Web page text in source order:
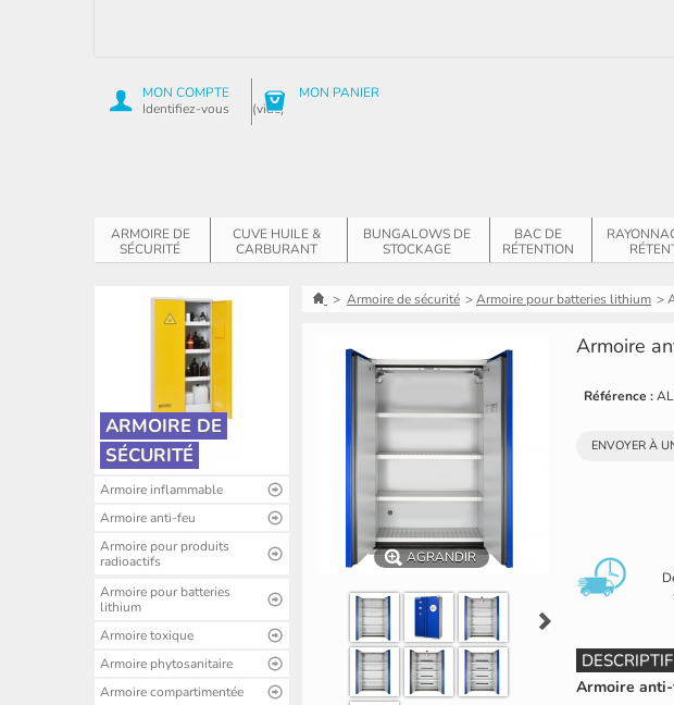
MON COMPTE
Identifiez-vous
MON PANIER
(vide)
ARMOIRE DE
SÉCURITÉ
CUVE HUILE &
CARBURANT
BUNGALOWS DE
STOCKAGE
BAC DE
RÉTENTION
ARMOIRE DE
SÉCURITÉ
Armoire inflammable
Armoire anti-feu
Armoire pour produits
radioactifs
Armoire pour batteries
lithium
Armoire toxique
Armoire phytosanitaire
Armoire compartimentée
> Armoire de sécurité >Armoire pour batteries lithium >
AGRANDIR
Armoire
Référence :
ENVOYER À
DESCRIPTIF
Armoire